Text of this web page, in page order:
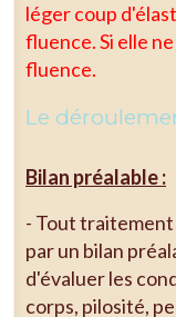
léger coup
fluence. Si elle
fluence.
Le
Bilan préalable :
- Tout traitement
par un bilan
d'évaluer les
corps, pilosité,